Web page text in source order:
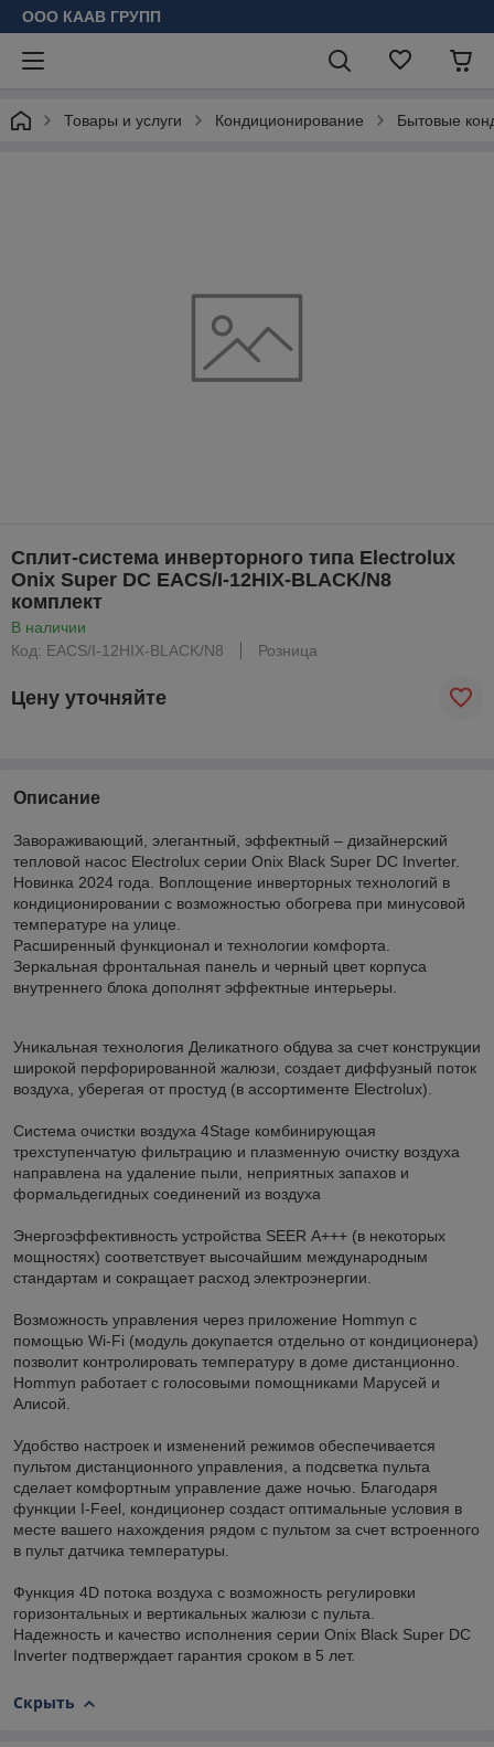
ООО КААВ ГРУПП
Товары и услуги Кондиционирование Бытовые
Сплит-система инверторного типа Electrolux
Onix Super DC EACS/I-12HIX-BLACK/N8
комплект
В наличии
Код: EACS/I-12HIX-BLACK/N8
Розница
Цену уточняйте
Описание
Завораживающий, элегантный, эффектный – дизайнерский
тепловой насос Electrolux серии Onix Black Super DC Inverter.
Новинка 2024 года. Воплощение инверторных технологий в
кондиционировании с возможностью обогрева при минусовой
температуре на улице.
Расширенный функционал и технологии комфорта.
Зеркальная фронтальная панель и черный цвет корпуса
внутреннего блока дополнят эффектные интерьеры.
Уникальная технология Деликатного обдува за счет конструкции
широкой перфорированной жалюзи, создает диффузный поток
воздуха, уберегая от простуд (в ассортименте Electroluх).
Система очистки воздуха 4Stage комбинирующая
трехступенчатую фильтрацию и плазменную очистку воздуха
направлена на удаление пыли, неприятных запахов и
формальдегидных соединений из воздуха
Энергоэффективность устройства SEER А+++ (в некоторых
мощностях) соответствует высочайшим международным
стандартам и сокращает расход электроэнергии.
Возможность управления через приложение Hommyn с
помощью Wi-Fi (модуль докупается отдельно от кондиционера)
позволит контролировать температуру в доме дистанционно.
Hommyn работает с голосовыми помощниками Марусей и
Алисой.
Удобство настроек и изменений режимов обеспечивается
пультом дистанционного управления, а подсветка пульта
сделает комфортным управление даже ночью. Благодаря
функции I-Feel, кондиционер создаст оптимальные условия в
месте вашего нахождения рядом с пультом за счет встроенного
в пульт датчика температуры.
Функция 4D потока воздуха с возможность регулировки
горизонтальных и вертикальных жалюзи с пульта.
Надежность и качество исполнения серии Onix Black Super DC
Inverter подтверждает гарантия сроком в 5 лет.
Скрыть